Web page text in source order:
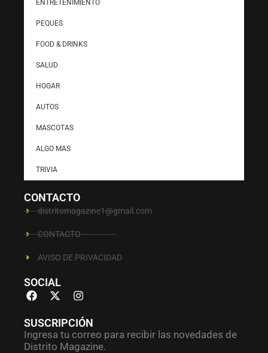
ENTRETENIMIENTO
PEQUES
FOOD & DRINKS
SALUD
HOGAR
AUTOS
MASCOTAS
ALGO MAS
TRIVIA
CONTACTO
distritomagazine1@gmail.com
CONTACTO
AVISO DE PRIVACIDAD
SOCIAL
SUSCRIPCIÓN
Ingresa tu correo para recibir las novedades de
Distrito Magazine.